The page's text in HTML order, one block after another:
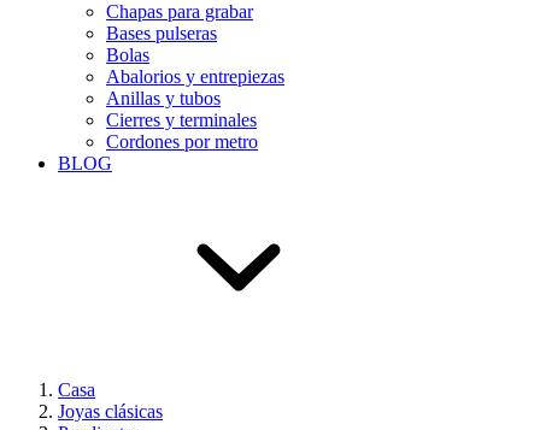
Chapas para grabar
Bases pulseras
Bolas
Abalorios y entrepiezas
Anillas y tubos
Cierres y terminales
Cordones por metro
BLOG
Casa
Joyas clásicas